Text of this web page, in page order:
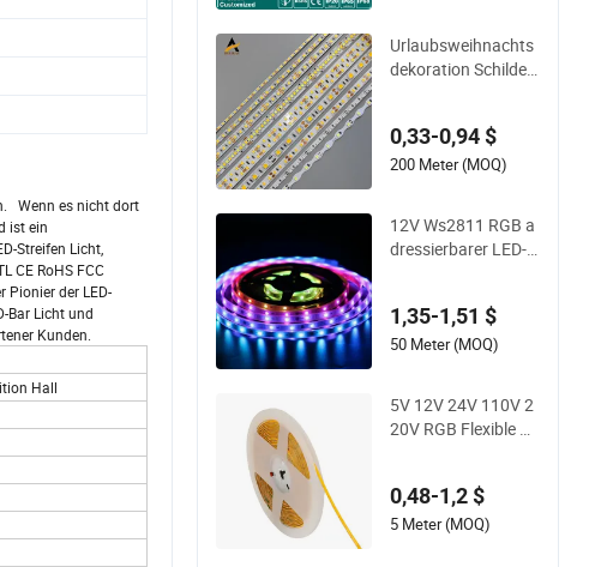
Wenn es nicht dort
ist ein
Streifen Licht,
CE RoHS FCC
Pionier der LED-
Bar Licht und
Kunden.
Hall
euchtung RGB LED-
Streifen
Urlaubsweihnachts
dekoration Schilder
50 LED Streifenlicht
0,33-0,94 $
200 Meter (MOQ)
12V Ws2811 RGB a
dressierbarer LED-S
s Pixel-LED-Band fü
r Beschilderung und
1,35-1,51 $
50 Meter (MOQ)
5V 12V 24V 110V 2
20V RGB Flexible W
ht
0,48-1,2 $
5 Meter (MOQ)